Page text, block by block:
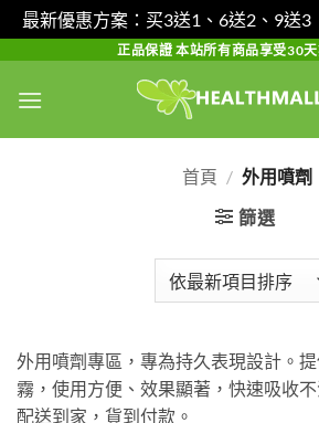
最新優惠方案：买3送1、6送2、9送3
content
正品保證 本站所有商品享受30
首頁 / 外用噴劑
篩選
外用噴劑專區，專為持久表現設計。
霧，使用方便、效果顯著，快速吸收
配送到家，貨到付款。